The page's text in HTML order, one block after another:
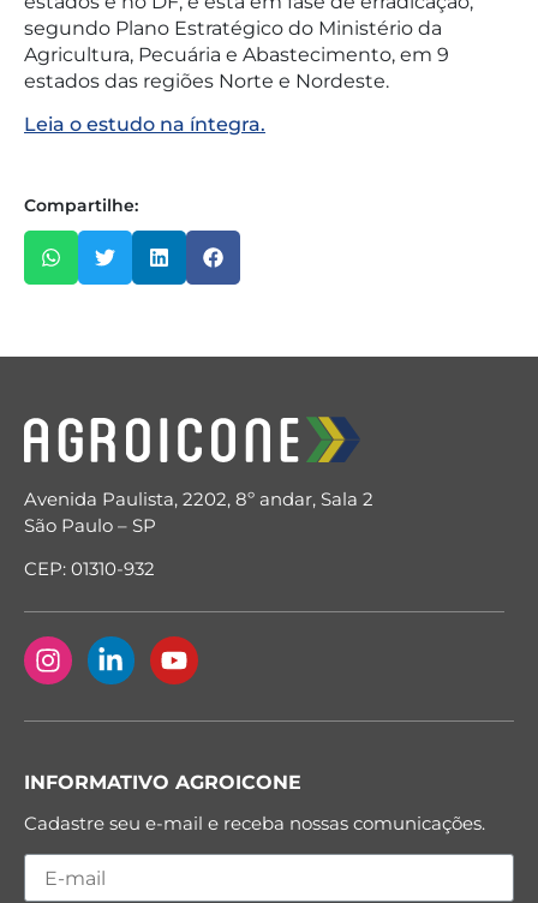
segundo Plano Estratégico do Ministério da
Agricultura, Pecuária e Abastecimento, em 9
estados das regiões Norte e Nordeste.
Leia o estudo na íntegra.
Compartilhe:
Avenida Paulista, 2202, 8º andar, Sala 2
São Paulo – SP
CEP: 01310-932
INFORMATIVO AGROICONE
Cadastre seu e-mail e receba nossas comunicações.